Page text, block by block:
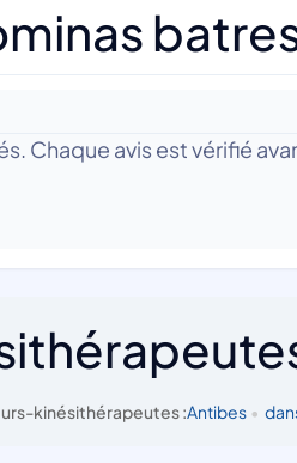
Chaque avis est vérifié
kinésithérapeutes :Antibes •